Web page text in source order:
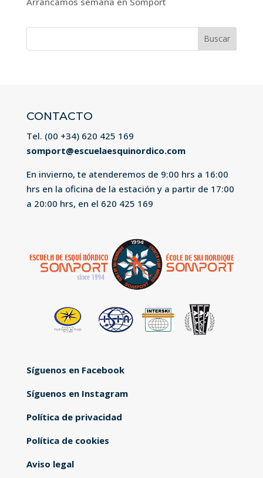
Buscar:
CONTACTO
Tel. (00 +34) 620 425 169
somport@escuelaesquinordico.com
En invierno, te atenderemos de 9:00 hrs a 16:00
hrs en la oficina de la estación y a partir de 17:00
a 20:00 hrs, en el 620 425 169
Síguenos en Facebook
Síguenos en Instagram
Política de privacidad
Política de cookies
Aviso legal